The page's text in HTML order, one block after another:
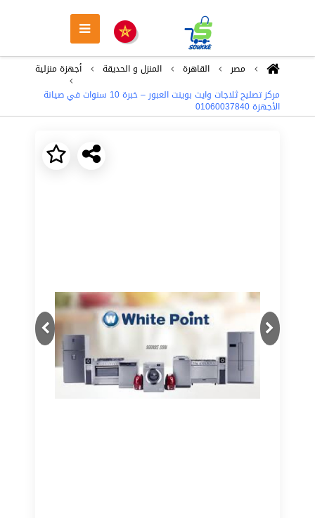
مصر القاهرة المنزل و الحديقة
أجهزة منزلية
مركز تصليح ثلاجات وايت بوينت العبور – خبرة 10 سنوات في صيانة
الأجهزة 01060037840
Previous
Next